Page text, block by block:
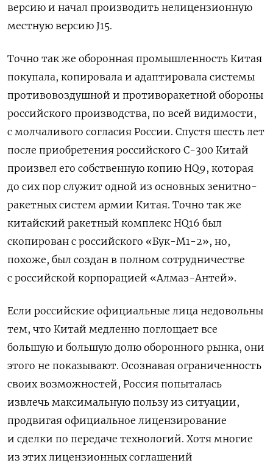
версию и начал производить нелицензионную
местную версию J15.
Точно так же оборонная промышленность Китая
покупала, копировала и адаптировала системы
противовоздушной и противоракетной обороны
российского производства, по всей видимости,
с молчаливого согласия России. Спустя шесть лет
после приобретения российского С-300 Китай
произвел его собственную копию HQ9, которая
до сих пор служит одной из основных зенитно-
ракетных систем армии Китая. Точно так же
китайский ракетный комплекс HQ16 был
скопирован с российского «Бук-М1-2», но,
похоже, был создан в полном сотрудничестве
с российской корпорацией «Алмаз-Антей».
Если российские официальные лица недовольны
тем, что Китай медленно поглощает все
большую и большую долю оборонного рынка, они
этого не показывают. Осознавая ограниченность
своих возможностей, Россия попыталась
извлечь максимальную пользу из ситуации,
продвигая официальное лицензирование
и сделки по передаче технологий. Хотя многие
из этих лицензионных соглашений